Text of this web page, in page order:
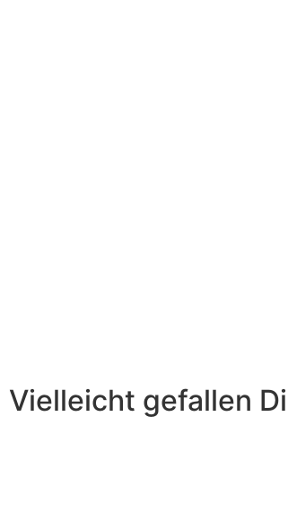
Vielleicht gefallen